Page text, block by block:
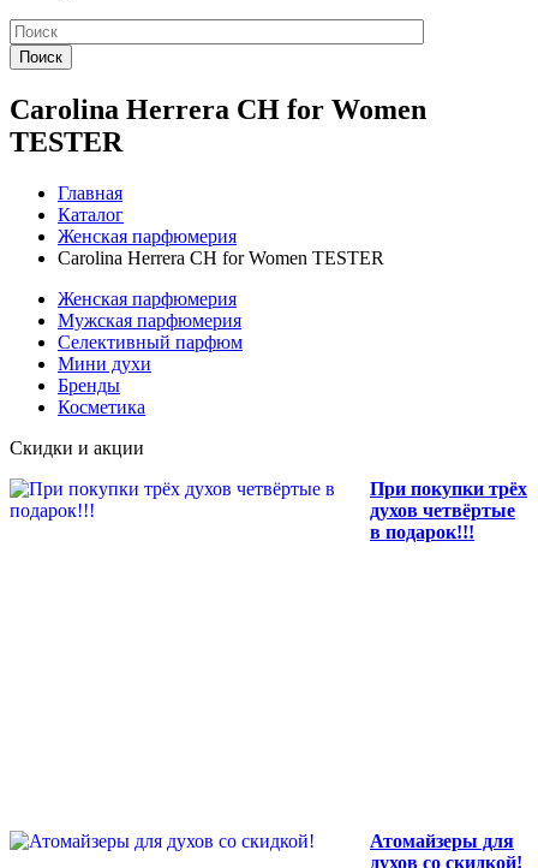
Поиск
Carolina Herrera CH for Women
TESTER
Главная
Каталог
Женская парфюмерия
Carolina Herrera CH for Women TESTER
Женская парфюмерия
Мужская парфюмерия
Селективный парфюм
Мини духи
Бренды
Косметика
Скидки и акции
При покупки трёх
духов четвёртые
в подарок!!!
Атомайзеры для
духов со скидкой!